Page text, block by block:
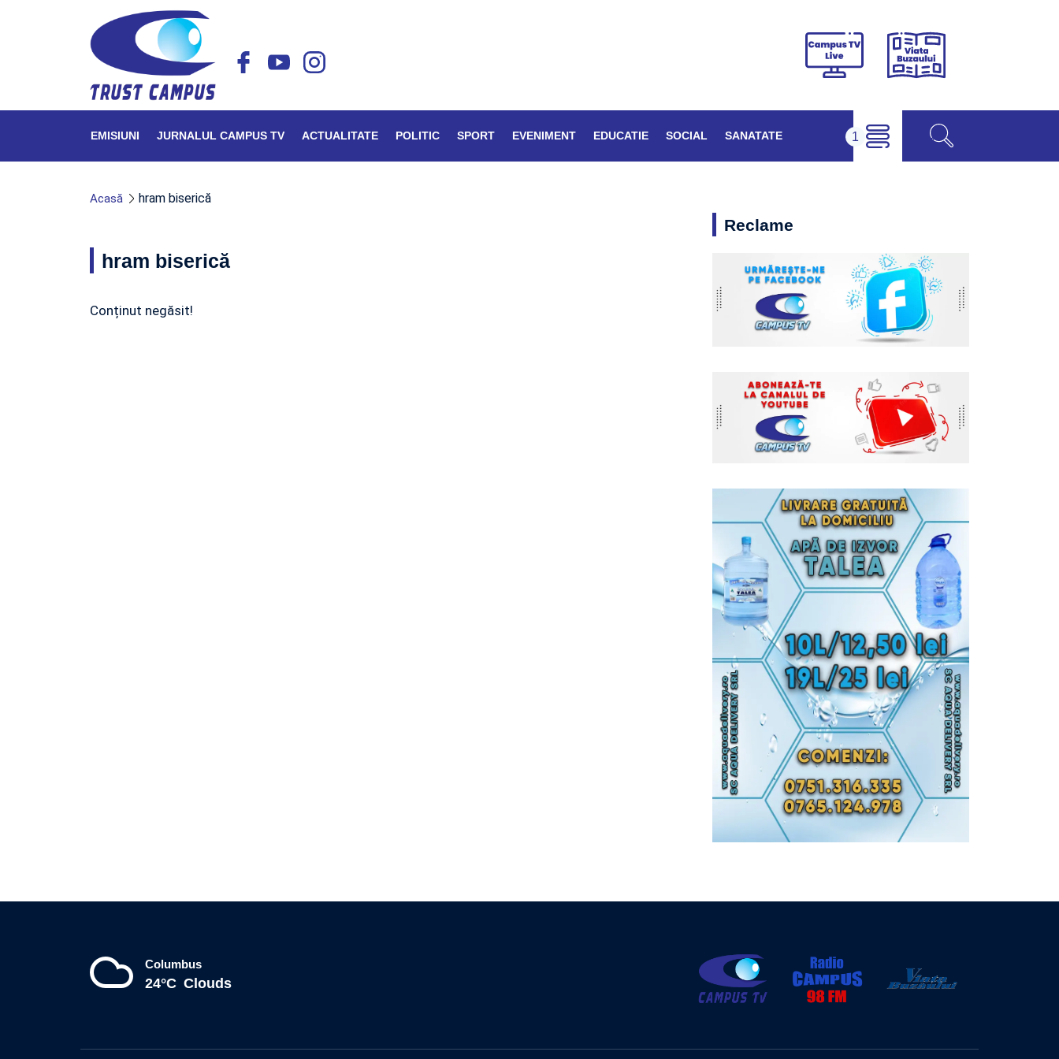
Campus
Viața
EMISIUNI JURNALUL CAMPUS TV ACTUALITATE POLITIC SPORT EVENIMENT EDUCATIE SOCIAL SANATATE
Acasă hram biserică
hram biserică
Conținut negăsit!
Reclame
Columbus
24°C Clouds